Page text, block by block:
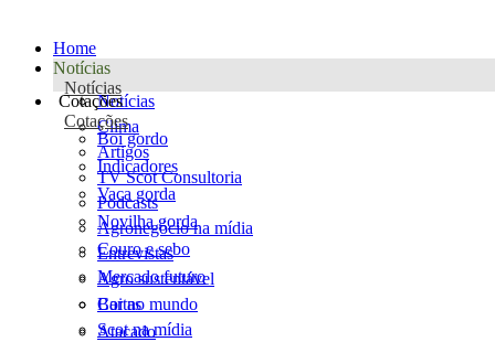
Home
Notícias
Notícias
Notícias
Clima
Artigos
TV Scot Consultoria
Podcasts
Agronegócio na mídia
Entrevistas
Agro sustentável
Cartas
Scot na mídia
Cotações
Cotações
Boi gordo
Indicadores
Vaca gorda
Novilha gorda
Couro e sebo
Mercado futuro
Boi no mundo
Atacado